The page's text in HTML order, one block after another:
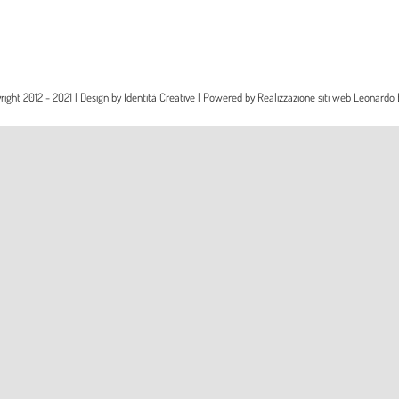
2012 - 2021 | Design byIdentità Creative | Powered byRealizzazione siti web Leonardo